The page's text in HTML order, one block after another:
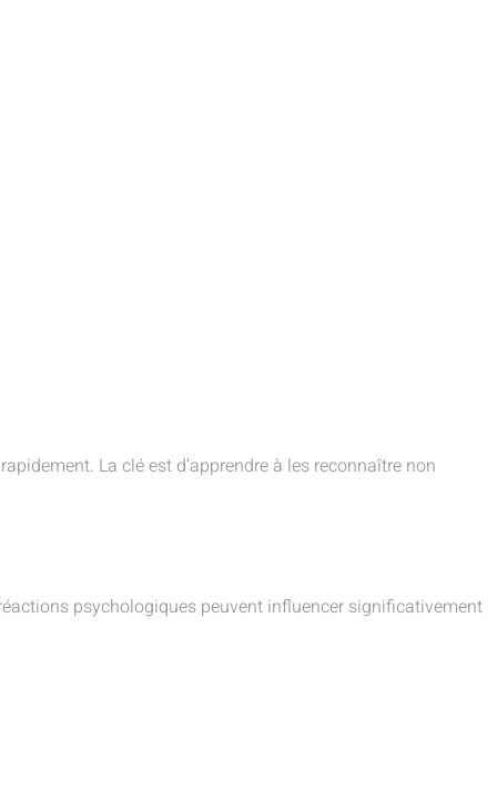
La clé est d’apprendre à les reconnaître non
psychologiques peuvent influencer significativement